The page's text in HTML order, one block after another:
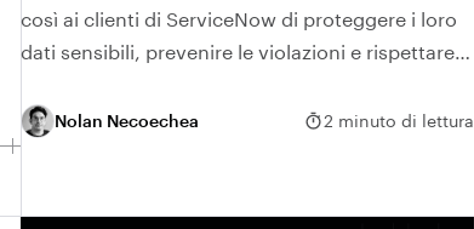
così ai clienti di ServiceNow di proteggere i loro
dati sensibili, prevenire le violazioni e rispettare
Nolan Necoechea 2 minuto di lettura